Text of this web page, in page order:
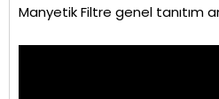
Manyetik Filtre genel tanıtım